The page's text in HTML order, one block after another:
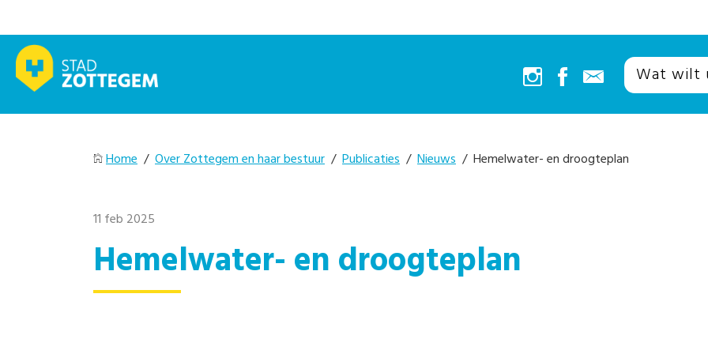
Home / Over Zottegem en haar bestuur / Publicaties / Nieuws / Hemelwater- en droogteplan
11 feb 2025
Hemelwater- en droogteplan